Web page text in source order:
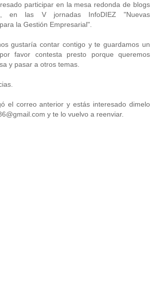
participar en la mesa redonda de blogs
en las V jornadas InfoDIEZ "Nuevas
la Gestión Empresarial".
gustaría contar contigo y te guardamos un
favor contesta presto porque queremos
y pasar a otros temas.
el correo anterior y estás interesado dimelo
y te lo vuelvo a reenviar.